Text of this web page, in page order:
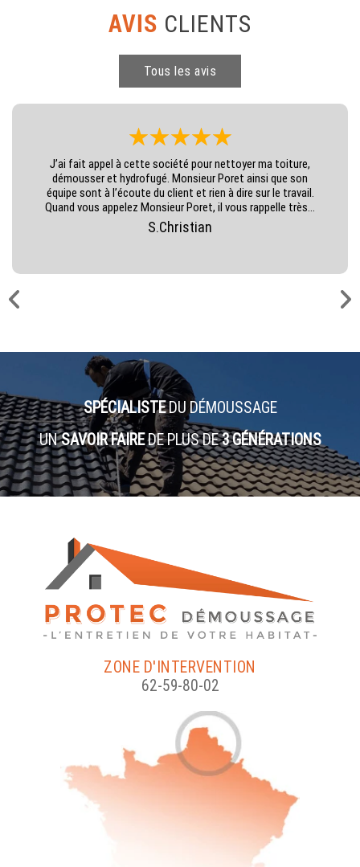
AVIS CLIENTS
Tous les avis
J’ai fait appel à cette société pour nettoyer ma toiture,
démousser et hydrofugé. Monsieur Poret ainsi que son
équipe sont à l’écoute du client et rien à dire sur le travail.
Quand vous appelez Monsieur Poret, il vous rappelle très...
S.Christian
SPÉCIALISTEDU DÉMOUSSAGE
UNSAVOIR FAIREDE PLUS DE3 GÉNÉRATIONS
ZONE D'INTERVENTION
62-59-80-02